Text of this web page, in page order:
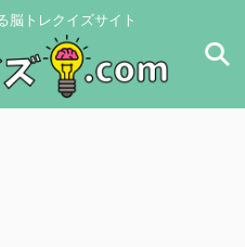
脳トレクイズサイト